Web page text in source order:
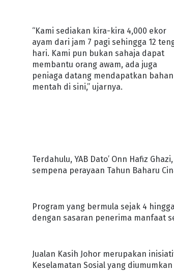
“Kami sediakan kira-kira 4,000 ekor
ayam dari jam 7 pagi sehingga 12
hari. Kami pun bukan sahaja dapat
membantu orang awam, ada juga
peniaga datang mendapatkan bahan
mentah di sini,” ujarnya.
Terdahulu, YAB Dato’ Onn Hafiz
sempena perayaan Tahun Baharu
Program yang bermula sejak 4
dengan sasaran penerima manfaat
Jualan Kasih Johor merupakan
Keselamatan Sosial yang